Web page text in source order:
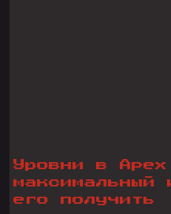
Уровни в
максимальный
его получить